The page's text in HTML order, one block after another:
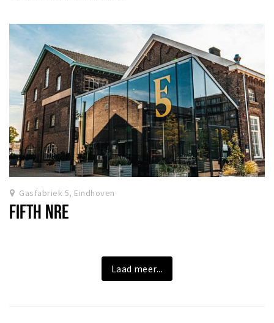
Gasfabriek 5, Eindhoven
FIFTH NRE
Laad meer...